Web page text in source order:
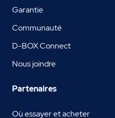
Garantie
Communauté
D-BOX Connect
Nous joindre
Partenaires
Où essayer et acheter